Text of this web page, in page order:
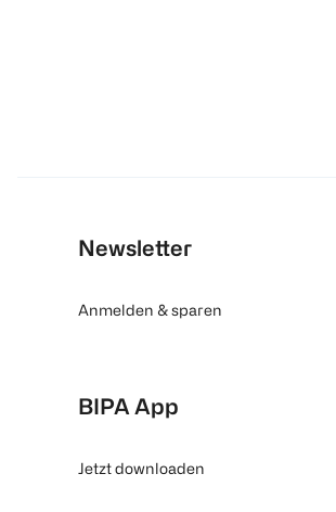
Newsletter
Anmelden & sparen
BIPA App
Jetzt downloaden